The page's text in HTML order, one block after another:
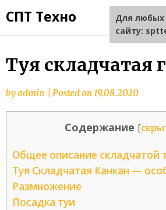
СПТ Техно
Туя складчатая
byadmin Posted on19.08.2020
Содержание [
Общее описание складчатой
Туя Складчатая Канкан —
Размножение
Посадка туи
Для любых
сайту: